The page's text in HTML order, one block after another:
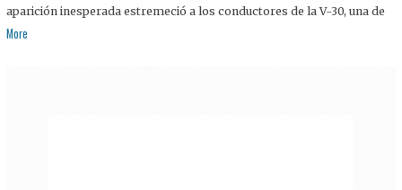
aparición inesperada estremeció a los conductores de la V-30, una de
More